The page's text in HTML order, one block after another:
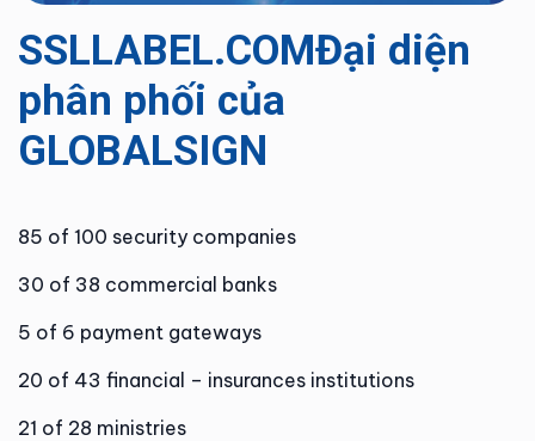
SSLLABEL.COMĐại diện
phân phối của
GLOBALSIGN
85 of 100 security companies
30 of 38 commercial banks
5 of 6 payment gateways
20 of 43 financial – insurances institutions
21 of 28 ministries